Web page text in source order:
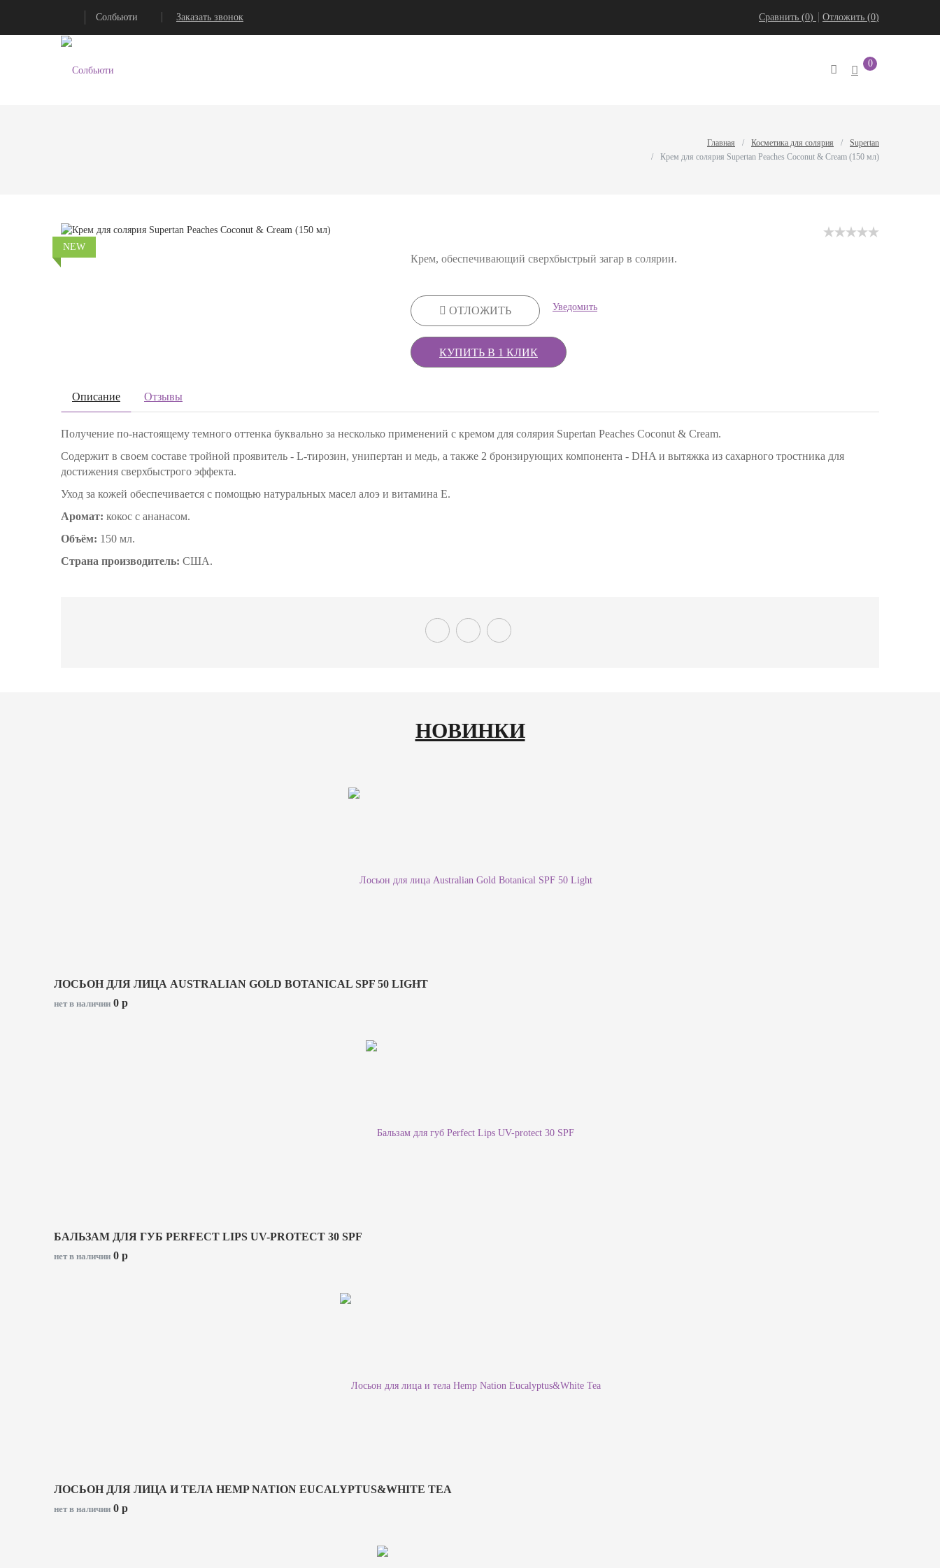
Солбьюти Заказать звонок Сравнить (0) Отложить (0)
0
Главная Косметика для солярия
Supertan
Крем для солярия Supertan Peaches Coconut & Cream (150 мл)
NEW
Крем, обеспечивающий сверхбыстрый загар в солярии.
ОТЛОЖИТЬ Уведомить
КУПИТЬ В 1 КЛИК
Описание Отзывы
Получение по-настоящему темного оттенка буквально за несколько применений с кремом для солярия Supertan Peaches Coconut & Cream.
Содержит в своем составе тройной проявитель - L-тирозин, унипертан и медь, а также 2 бронзирующих компонента - DHA и вытяжка из сахарного тростника для
достижения сверхбыстрого эффекта.
Уход за кожей обеспечивается с помощью натуральных масел алоэ и витамина Е.
Аромат: кокос с ананасом.
Объём: 150 мл.
Страна производитель: США.
НОВИНКИ
ЛОСЬОН ДЛЯ ЛИЦА AUSTRALIAN GOLD BOTANICAL SPF 50 LIGHT
нет в наличии 0 p
БАЛЬЗАМ ДЛЯ ГУБ PERFECT LIPS UV-PROTECT 30 SPF
нет в наличии 0 p
ЛОСЬОН ДЛЯ ЛИЦА И ТЕЛА HEMP NATION EUCALYPTUS&WHITE TEA
нет в наличии 0 p